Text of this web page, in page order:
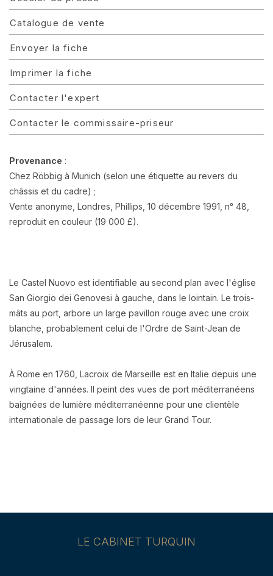
Catalogue de vente
Envoyer la fiche
Imprimer la fiche
Contacter l'expert
Contacter le commissaire-priseur
Provenance :
Chez Röbbig à Munich (selon une étiquette au revers du
châssis et du cadre) ;
Vente anonyme, Londres, Phillips, 10 décembre 1991, n° 48,
reproduit en couleur (19 000 £).
Le Castel Nuovo est identifiable au second plan avec l'église
San Giorgio dei Genovesi à gauche, dans le lointain. Le trois-
mâts au port, arbore un large pavillon rouge avec une croix
blanche, probablement celui de l'Ordre de Saint-Jean de
Jérusalem.
À Rome en 1760, Lacroix de Marseille est en Italie depuis une
vingtaine d'années. Il peint des vues de port méditerranéens
baignées de lumière méditerranéenne pour une clientèle
internationale de passage lors de leur Grand Tour.
LE CABINET TURQUIN